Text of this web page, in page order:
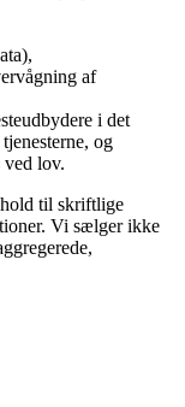
af
i det
og
lov.
til skriftlige
Vi sælger ikke